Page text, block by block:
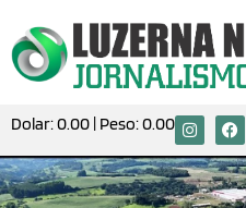
Dolar:0.00 | Peso:0.00